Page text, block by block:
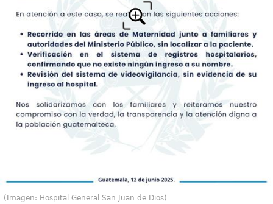
(Imagen: Hospital General San Juan de Dios)